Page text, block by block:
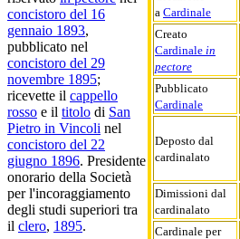
a Cardinale
Creato
Cardinale in
pectore
Pubblicato
Cardinale
Deposto dal
cardinalato
Dimissioni dal
cardinalato
Cardinale per
concistoro del 16
gennaio 1893,
pubblicato nel
concistoro del 29
novembre 1895;
ricevette il cappello
rosso e il titolo di San
Pietro in Vincoli nel
concistoro del 22
giugno 1896. Presidente
onorario della Società
per l'incoraggiamento
degli studi superiori tra
il clero, 1895.